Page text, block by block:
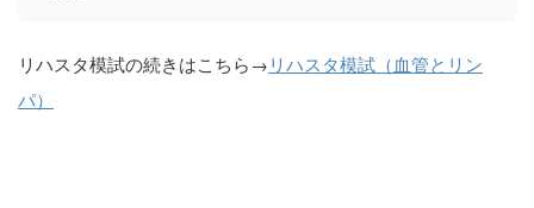
リハスタ模試の続きはこちら→リハスタ模試（血管とリン
パ）